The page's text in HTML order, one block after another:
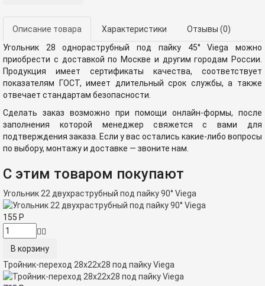
Описание товара Характеристики Отзывы (0)
Угольник 28 однораструбный под пайку 45° Viega можно
приобрести с доставкой по Москве и другим городам России.
Продукция имеет сертификаты качества, соответствует
показателям ГОСТ, имеет длительный срок службы, а также
отвечает стандартам безопасности.
Сделать заказ возможно при помощи онлайн-формы, после
заполнения которой менеджер свяжется с вами для
подтверждения заказа. Если у вас остались какие-либо вопросы
по выбору, монтажу и доставке — звоните нам.
С этим товаром покупают
Угольник 22 двухраструбный под пайку 90° Viega
155 Р
Тройник-переход 28х22х28 под пайку Viega